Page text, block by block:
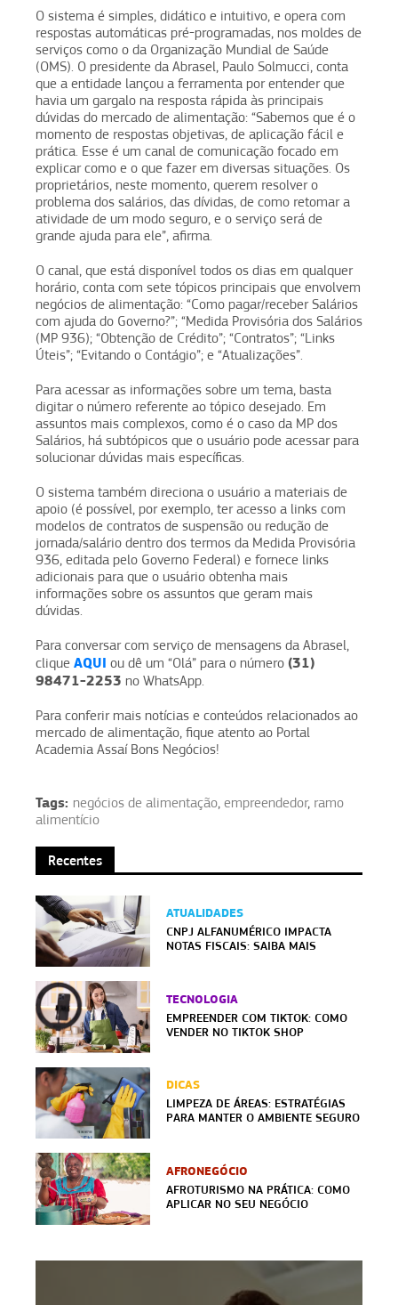
O sistema é simples, didático e intuitivo, e opera com
respostas automáticas pré-programadas, nos moldes de
serviços como o da Organização Mundial de Saúde
(OMS). O presidente da Abrasel, Paulo Solmucci, conta
que a entidade lançou a ferramenta por entender que
havia um gargalo na resposta rápida às principais
dúvidas do mercado de alimentação: “Sabemos que é o
momento de respostas objetivas, de aplicação fácil e
prática. Esse é um canal de comunicação focado em
explicar como e o que fazer em diversas situações. Os
proprietários, neste momento, querem resolver o
problema dos salários, das dívidas, de como retomar a
atividade de um modo seguro, e o serviço será de
grande ajuda para ele”, afirma.
O canal, que está disponível todos os dias em qualquer
horário, conta com sete tópicos principais que envolvem
negócios de alimentação: “Como pagar/receber Salários
com ajuda do Governo?”; “Medida Provisória dos Salários
(MP 936); “Obtenção de Crédito”; “Contratos”; “Links
Úteis”; “Evitando o Contágio”; e “Atualizações”.
Para acessar as informações sobre um tema, basta
digitar o número referente ao tópico desejado. Em
assuntos mais complexos, como é o caso da MP dos
Salários, há subtópicos que o usuário pode acessar para
solucionar dúvidas mais específicas.
O sistema também direciona o usuário a materiais de
apoio (é possível, por exemplo, ter acesso a links com
modelos de contratos de suspensão ou redução de
jornada/salário dentro dos termos da Medida Provisória
936, editada pelo Governo Federal) e fornece links
adicionais para que o usuário obtenha mais
informações sobre os assuntos que geram mais
dúvidas.
Para conversar com serviço de mensagens da Abrasel,
clique AQUI ou dê um “Olá” para o número (31)
98471-2253 no WhatsApp.
Para conferir mais notícias e conteúdos relacionados ao
mercado de alimentação, fique atento ao Portal
Academia Assaí Bons Negócios!
Tags: negócios de alimentação, empreendedor, ramo
alimentício
Recentes
ATUALIDADES
CNPJ ALFANUMÉRICO IMPACTA
NOTAS FISCAIS: SAIBA MAIS
TECNOLOGIA
EMPREENDER COM TIKTOK: COMO
VENDER NO TIKTOK SHOP
DICAS
LIMPEZA DE ÁREAS: ESTRATÉGIAS
PARA MANTER O AMBIENTE SEGURO
AFRONEGÓCIO
AFROTURISMO NA PRÁTICA: COMO
APLICAR NO SEU NEGÓCIO